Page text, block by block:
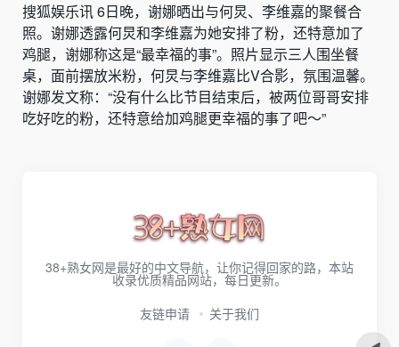
搜狐娱乐讯 6日晚，谢娜晒出与何炅、李维嘉的聚餐合
照。谢娜透露何炅和李维嘉为她安排了粉，还特意加了
鸡腿，谢娜称这是“最幸福的事”。照片显示三人围坐餐
桌，面前摆放米粉，何炅与李维嘉比V合影，氛围温馨。
谢娜发文称：“没有什么比节目结束后，被两位哥哥安排
吃好吃的粉，还特意给加鸡腿更幸福的事了吧～”
38+熟女网是最好的中文导航，让你记得回家的路，本站
收录优质精品网站，每日更新。
友链申请
关于我们